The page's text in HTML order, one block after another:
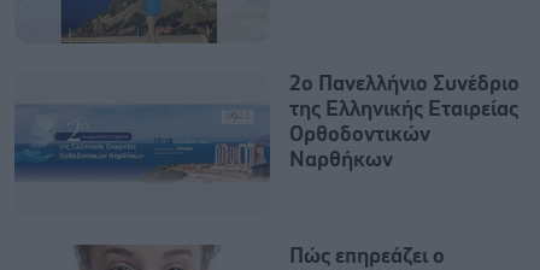
2ο Πανελλήνιο Συνέδριο
της Ελληνικής Εταιρείας
Ορθοδοντικών
Ναρθήκων
Πώς επηρεάζει ο